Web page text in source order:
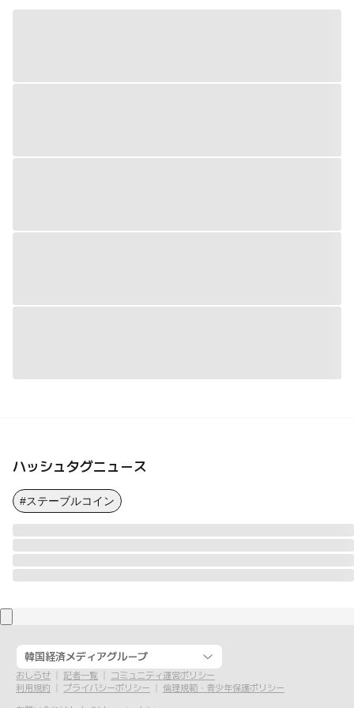
ハッシュタグニュース
#ステーブルコイン
韓国経済メディアグループ
おしらせ 記者一覧
コミュニティ運営ポリシー
利用規約
プライバシーポリシー
倫理規範・青少年保護ポリシー